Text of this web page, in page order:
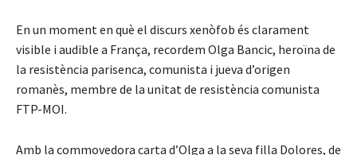
En un moment en què el discurs xenòfob és clarament
visible i audible a França, recordem Olga Bancic, heroïna de
la resistència parisenca, comunista i jueva d’origen
romanès, membre de la unitat de resistència comunista
FTP-MOI.
Amb la commovedora carta d’Olga a la seva filla Dolores, de